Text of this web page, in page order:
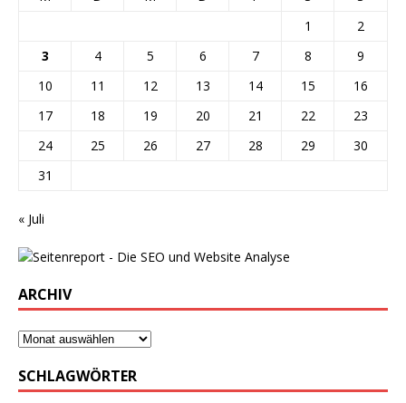
1
2
3
4 5 6 7 8
9
10
11 12 13 14 15
16
17
18 19 20 21 22
23
24
25 26 27 28 29
30
31
« Juli
ARCHIV
SCHLAGWÖRTER